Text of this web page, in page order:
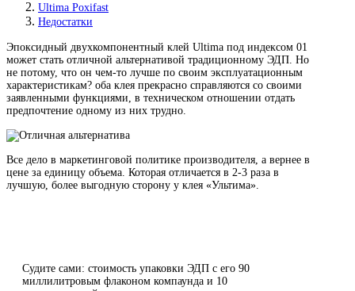
Ultima Poxifast
Недостатки
Эпоксидный двухкомпонентный клей Ultima под индексом 01
может стать отличной альтернативой традиционному ЭДП. Но
не потому, что он чем-то лучше по своим эксплуатационным
характеристикам? оба клея прекрасно справляются со своими
заявленными функциями, в техническом отношении отдать
предпочтение одному из них трудно.
Все дело в маркетинговой политике производителя, а вернее в
цене за единицу объема. Которая отличается в 2-3 раза в
лучшую, более выгодную сторону у клея «Ультима».
Судите сами: стоимость упаковки ЭДП с его 90
миллилитровым флаконом компаунда и 10